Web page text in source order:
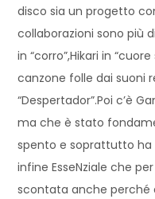
disco sia un progetto
collaborazioni sono più
in “corro”,Hikari in
canzone folle dai suoni
“Despertador”.Poi c’è
ma che è stato
spento e soprattutto
infine EsseNziale che
scontata anche perché